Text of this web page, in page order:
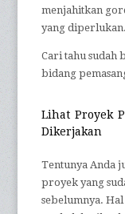
menjahitkan
yang diperlukan.
Cari tahu sudah
bidang
Lihat Proyek
Dikerjakan
Tentunya Anda
proyek yang
sebelumnya.